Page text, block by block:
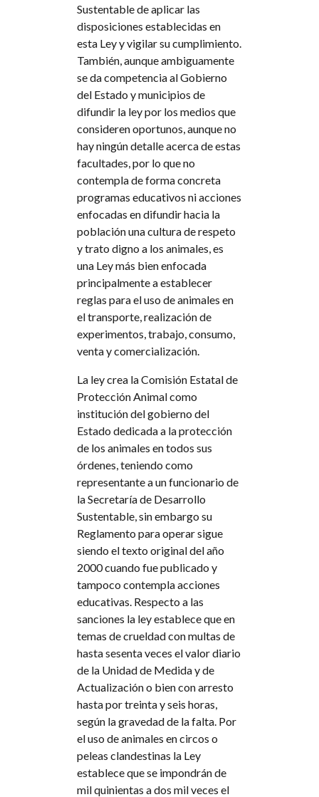
Sustentable de aplicar las
disposiciones establecidas en
esta Ley y vigilar su cumplimiento.
También, aunque ambiguamente
se da competencia al Gobierno
del Estado y municipios de
difundir la ley por los medios que
consideren oportunos, aunque no
hay ningún detalle acerca de estas
facultades, por lo que no
contempla de forma concreta
programas educativos ni acciones
enfocadas en difundir hacia la
población una cultura de respeto
y trato digno a los animales, es
una Ley más bien enfocada
principalmente a establecer
reglas para el uso de animales en
el transporte, realización de
experimentos, trabajo, consumo,
venta y comercialización.
La ley crea la Comisión Estatal de
Protección Animal como
institución del gobierno del
Estado dedicada a la protección
de los animales en todos sus
órdenes, teniendo como
representante a un funcionario de
la Secretaría de Desarrollo
Sustentable, sin embargo su
Reglamento para operar sigue
siendo el texto original del año
2000 cuando fue publicado y
tampoco contempla acciones
educativas. Respecto a las
sanciones la ley establece que en
temas de crueldad con multas de
hasta sesenta veces el valor diario
de la Unidad de Medida y de
Actualización o bien con arresto
hasta por treinta y seis horas,
según la gravedad de la falta. Por
el uso de animales en circos o
peleas clandestinas la Ley
establece que se impondrán de
mil quinientas a dos mil veces el